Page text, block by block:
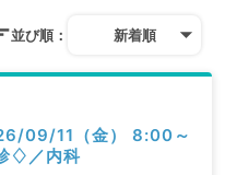
並び順： 新着順
09/11（金） 8:00～
♢／内科